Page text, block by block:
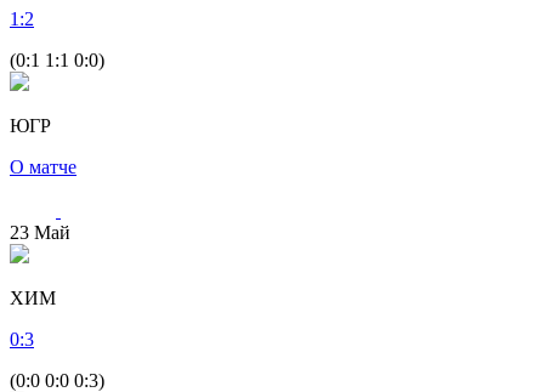
1 :2
(0:1 1:1 0:0)
ЮГР
О матче
23 Май
ХИМ
0:3
(0:0 0:0 0:3)